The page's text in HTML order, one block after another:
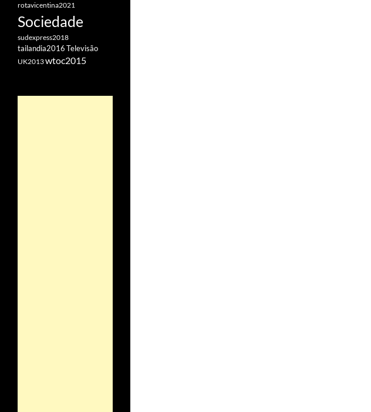
rotavicentina2021
Sociedade
sudexpress2018
tailandia2016Televisão
UK2013wtoc2015